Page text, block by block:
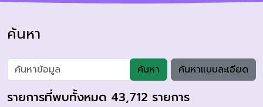
ค้นหา
ค้นหา ค้นหาแบบละเอียด
รายการที่พบทั้งหมด 43,712 รายการ